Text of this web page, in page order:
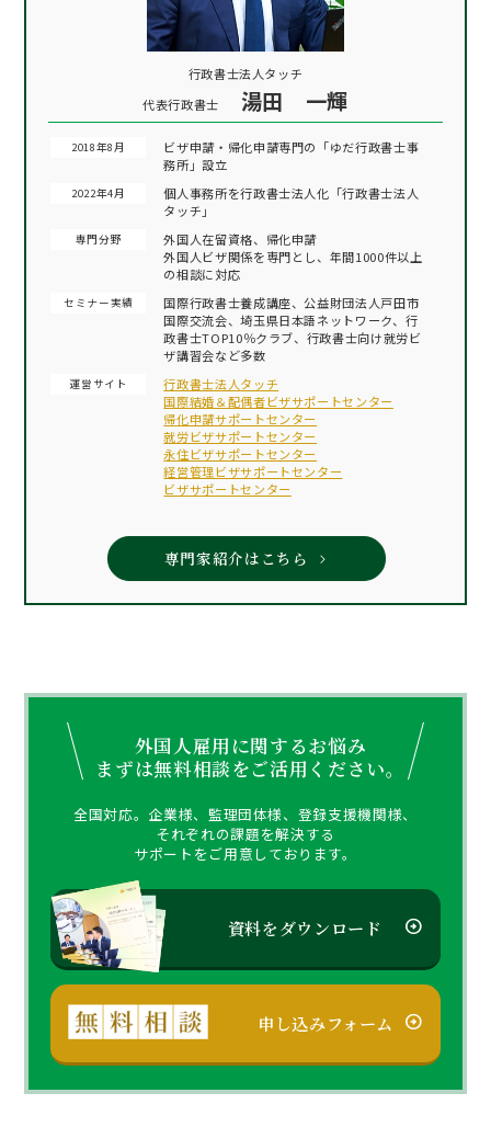
行政書士法人タッチ
代表行政書士
湯田 一輝
2018年8月
ビザ申請・帰化申請専門の「ゆだ行政書士事
務所」設立
2022年4月
個人事務所を行政書士法人化「行政書士法人
タッチ」
専門分野
外国人在留資格、帰化申請
外国人ビザ関係を専門とし、年間1000件以上
の相談に対応
セミナー実績
国際行政書士養成講座、公益財団法人戸田市
国際交流会、埼玉県日本語ネットワーク、行
政書士TOP10％クラブ、行政書士向け就労ビ
ザ講習会など多数
運営サイト
行政書士法人タッチ
国際結婚＆配偶者ビザサポートセンター
帰化申請サポートセンター
就労ビザサポートセンター
永住ビザサポートセンター
経営管理ビザサポートセンター
ビザサポートセンター
専門家紹介はこちら
外国人雇用に関するお悩み
まずは無料相談をご活用ください。
全国対応。企業様、監理団体様、登録支援機関様、
それぞれの課題を解決する
サポートをご用意しております。
資料をダウンロード
申し込みフォーム